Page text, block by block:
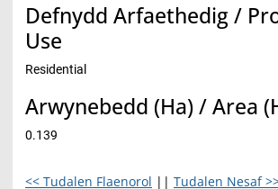
Defnydd Arfaethedig /
Use
Residential
Arwynebedd (Ha) / Area
0.139
<< Tudalen Flaenorol || Tudalen Nesaf